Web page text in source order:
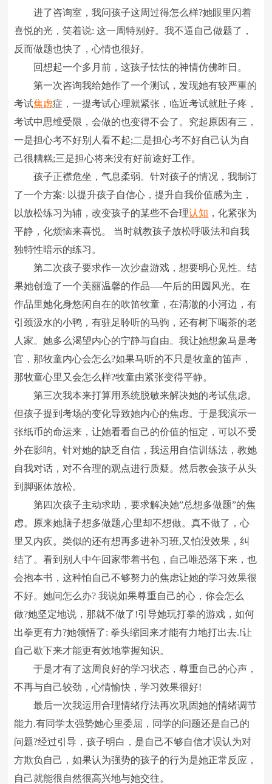
进了咨询室，我问孩子这周过得怎么样?她眼里闪着
喜悦的光，笑着说: 这一周特别好。我不逼自己做题了，
反而做题也快了，心情也很好。
回想起一个多月前，这孩子怯怯的神情仿佛昨日。
第一次咨询我给她作了一个测试，发现她有较严重的
考试焦虑症，一提考试心理就紧张，临近考试就肚子疼，
考试中思维受限，会做的也变得不会了。究起原因有三，
一是担心考不好别人看不起;二是担心考不好自己认为自
己很糟糕;三是担心将来没有好前途好工作。
孩子正襟危坐，气息柔弱。针对孩子的情况，我制订
了一个方案: 以提升孩子自信心，提升自我价值感为主，
以放松练习为辅，改变孩子的某些不合理认知 ，化紧张为
平静，化烦恼来喜悦。 当时就教孩子放松呼吸法和自我
独特性暗示的练习。
第二次孩子要求作一次沙盘游戏，想要明心见性。结
果她创造了一个美丽温馨的作品—-午后的田园风光。在
作品里她化身悠闲自在的吹笛牧童，在清澈的小河边，有
引颈汲水的小鸭，有驻足聆听的马驹，还有树下喝茶的老
人家。她多么渴望内心的宁静与自由。我让她想象马是考
官，那牧童内心会怎么?如果马听的不只是牧童的笛声，
那牧童心里又会怎么样?牧童由紧张变得平静。
第三次我本来打算用系统脱敏来解决她的考试焦虑。
但孩子提到考场的变化导致她内心的焦虑。于是我演示一
张纸币的命运来，让她看看自己的价值的恒定，可以不受
外在影响。针对她的缺乏自信，我运用自信训练法，教她
自我对话，对不合理的观点进行质疑。然后教会孩子从头
到脚驱体放松。
第四次孩子主动求助，要求解决她”总想多做题”的焦
虑。原来她脑子想多做题,心里却不想做。真不做了，心
里又内疚。类似的还有想再多进补习班,又怕没效果，纠
结了。看到别人中午回家带着书包，自己唯恐落下来，也
会抱本书，这种怕自己不够努力的焦虑让她的学习效果很
不好。她问怎么办? 我说如果尊重自己的心，你会怎么
做?她坚定地说，那就不做了!引导她玩打拳的游戏，如何
出拳更有力?她领悟了: 拳头缩回来才能有力地打出去.!让
自己歇下来才能更有效地掌握知识。
于是才有了这周良好的学习状态，尊重自己的心声，
不再与自己较劲，心情愉快，学习效果很好!
最后一次我运用合理情绪疗法再次巩固她的情绪调节
能力.有同学太强势她心里委屈，同学的问题还是自己的
问题?经过引导，孩子明白，是自己不够自信才误认为对
方欺负自己，如果认为强势的孩子的行为是她正常反应，
自己就能很自然很高兴地与她交往。